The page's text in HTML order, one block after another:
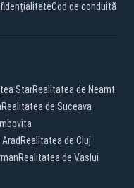
Cod de conduită
StarRealitatea de Neamt
Realitatea de Suceava
Realitatea de Cluj
Realitatea de Vaslui